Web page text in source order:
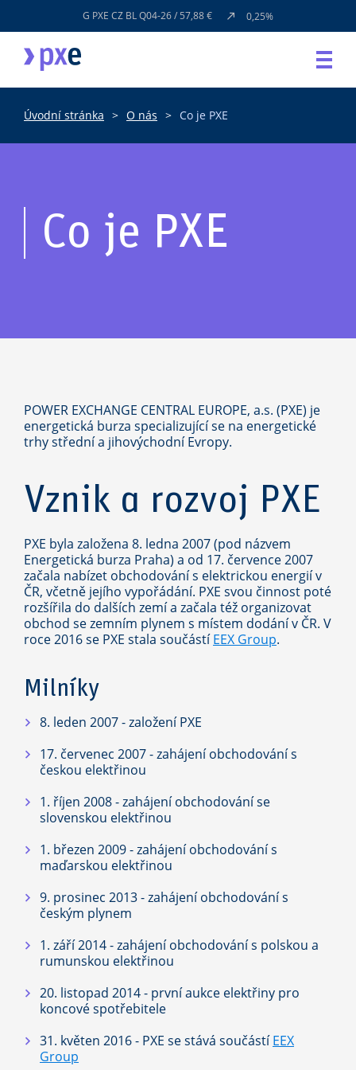
G PXE CZ BL Q04-26 / 57,88 € 0,25%
Úvodní stránka O nás Co je PXE
Co je PXE
POWER EXCHANGE CENTRAL EUROPE, a.s. (PXE) je
energetická burza specializující se na energetické
trhy střední a jihovýchodní Evropy.
Vznik a rozvoj PXE
PXE byla založena 8. ledna 2007 (pod názvem
Energetická burza Praha) a od 17. července 2007
začala nabízet obchodování s elektrickou energií v
ČR, včetně jejího vypořádání. PXE svou činnost poté
rozšířila do dalších zemí a začala též organizovat
obchod se zemním plynem s místem dodání v ČR. V
roce 2016 se PXE stala součástíEEX Group.
Milníky
8. leden 2007 - založení PXE
17. červenec 2007 - zahájení obchodování s
českou elektřinou
1. říjen 2008 - zahájení obchodování se
slovenskou elektřinou
1. březen 2009 - zahájení obchodování s
maďarskou elektřinou
9. prosinec 2013 - zahájení obchodování s
českým plynem
1. září 2014 - zahájení obchodování s polskou a
rumunskou elektřinou
20. listopad 2014 - první aukce elektřiny pro
koncové spotřebitele
31. květen 2016 - PXE se stává součástíEEX
Group